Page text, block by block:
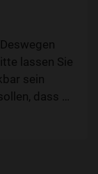
lassen Sie
sein
dass
…